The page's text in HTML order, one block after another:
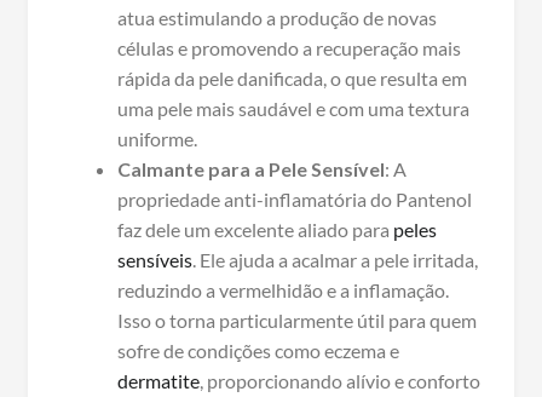
atua estimulando a produção de novas
células e promovendo a recuperação mais
rápida da pele danificada, o que resulta em
uma pele mais saudável e com uma textura
uniforme.
Calmante para a Pele Sensível: A
propriedade anti-inflamatória do Pantenol
faz dele um excelente aliado para peles
sensíveis. Ele ajuda a acalmar a pele irritada,
reduzindo a vermelhidão e a inflamação.
Isso o torna particularmente útil para quem
sofre de condições como eczema e
dermatite, proporcionando alívio e conforto